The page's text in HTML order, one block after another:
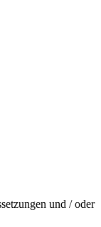
und / oder